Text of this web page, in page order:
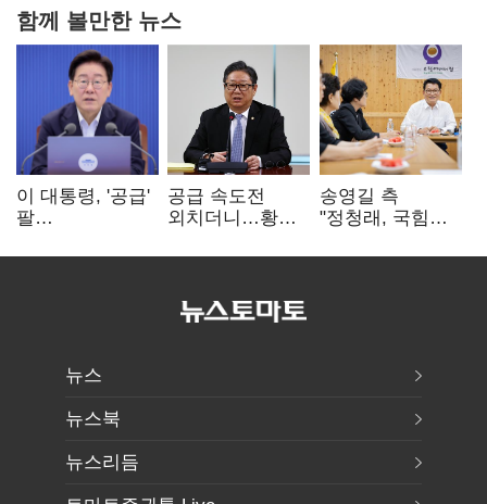
함께 볼만한 뉴스
이 대통령, '공급'
팔
여 내부선
공급 속도전
외치더니…황희,
리모델링' 제안
송영길 측
"정청래, 국힘
민주당 대표로
뉴스
뉴스북
뉴스리듬